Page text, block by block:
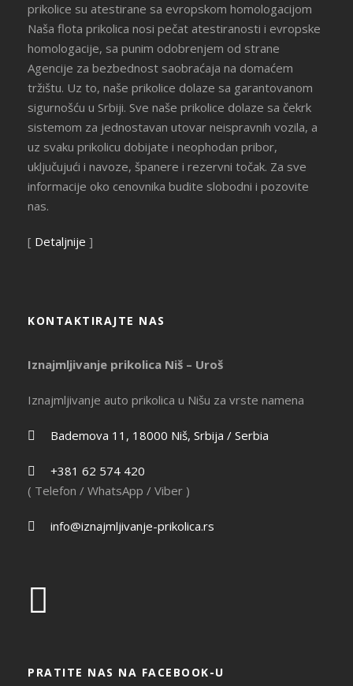
prikolice su atestirane sa evropskom homologacijom
Naša flota prikolica nosi pečat atestiranosti i evropske
homologacije, sa punim odobrenjem od strane
Agencije za bezbednost saobraćaja na domaćem
tržištu. Uz to, naše prikolice dolaze sa garantovanom
sigurnošću u Srbiji. Sve naše prikolice dolaze sa čekrk
sistemom za jednostavan utovar neispravnih vozila, a
uz svaku prikolicu dobijate i neophodan pribor,
uključujući i navoze, španere i rezervni točak. Za sve
informacije oko cenovnika budite slobodni i pozovite
nas.
[ Detaljnije ]
KONTAKTIRAJTE NAS
Iznajmljivanje prikolica Niš – Uroš
Iznajmljivanje auto prikolica u Nišu za vrste namena
Bademova 11, 18000 Niš, Srbija / Serbia
+381 62 574 420
( Telefon / WhatsApp / Viber )
info@iznajmljivanje-prikolica.rs
PRATITE NAS NA FACEBOOK-U